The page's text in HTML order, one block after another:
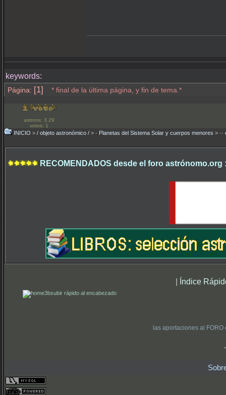
keywords:
Página: [1] * final de la última página, y fin de tema.*
astrons: 3.29
votos: 1
INICIO > / objeto astronómico / > · Planetas del Sistema Solar y cuerpos menores > ··
RECOMENDADOS desde el foro astrónomo.org
| Índice
subir rápido al encabezado
las aportaciones al